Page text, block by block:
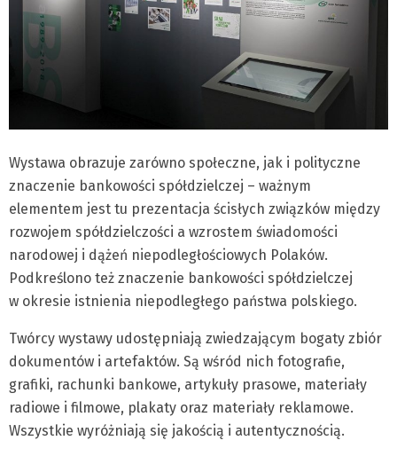
Wystawa obrazuje zarówno społeczne, jak i polityczne
znaczenie bankowości spółdzielczej – ważnym
elementem jest tu prezentacja ścisłych związków między
rozwojem spółdzielczości a wzrostem świadomości
narodowej i dążeń niepodległościowych Polaków.
Podkreślono też znaczenie bankowości spółdzielczej
w okresie istnienia niepodległego państwa polskiego.
Twórcy wystawy udostępniają zwiedzającym bogaty zbiór
dokumentów i artefaktów. Są wśród nich fotografie,
grafiki, rachunki bankowe, artykuły prasowe, materiały
radiowe i filmowe, plakaty oraz materiały reklamowe.
Wszystkie wyróżniają się jakością i autentycznością.